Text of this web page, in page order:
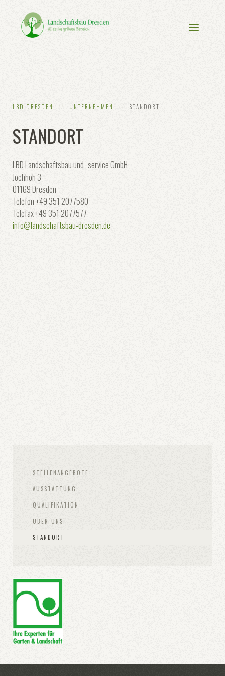
LBD DRESDEN UNTERNEHMEN STANDORT
STANDORT
LBD Landschaftsbau und -service GmbH
Jochhöh 3
01169 Dresden
Telefon +49 351 2077580
Telefax +49 351 2077577
info@landschaftsbau-dresden.de
STELLENANGEBOTE
AUSSTATTUNG
QUALIFIKATION
ÜBER UNS
STANDORT